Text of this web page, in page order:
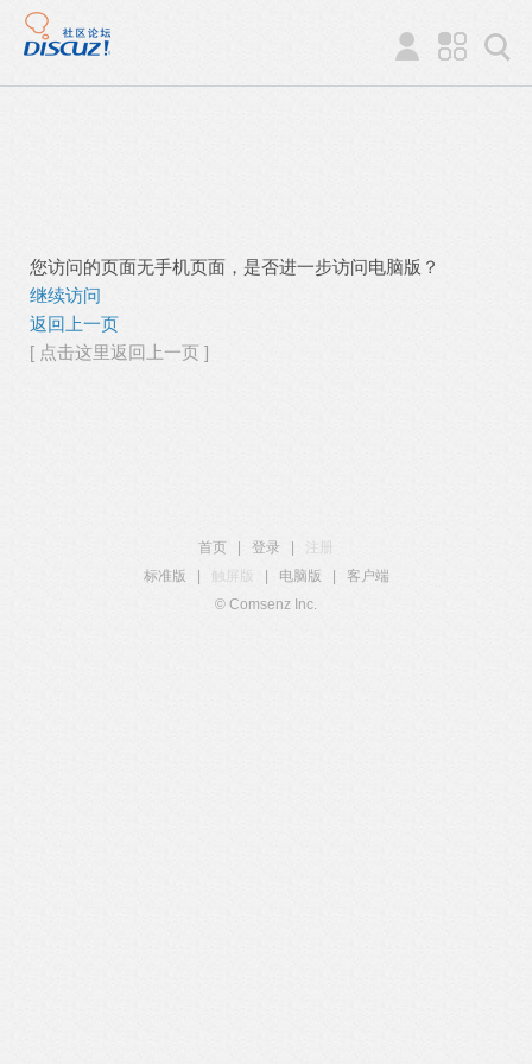
您访问的页面无手机页面，是否进一步访问电脑版？
继续访问
返回上一页
[ 点击这里返回上一页 ]
首页 登录
注册
标准版
触屏版 电脑版
客户端
© Comsenz Inc.